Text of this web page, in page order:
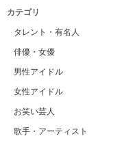
カテゴリ
タレント・有名人
俳優・女優
男性アイドル
女性アイドル
お笑い芸人
歌手・アーティスト